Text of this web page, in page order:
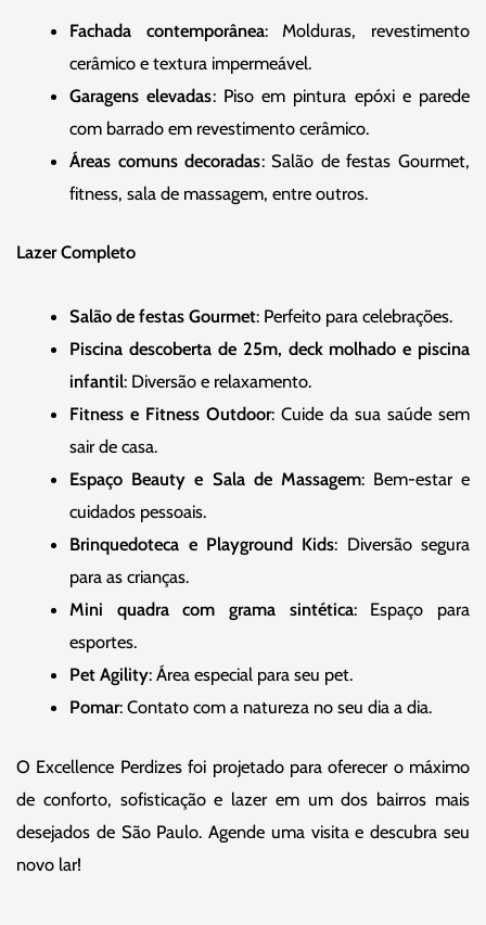
Fachada contemporânea: Molduras, revestimento
cerâmico e textura impermeável.
Garagens elevadas: Piso em pintura epóxi e parede
com barrado em revestimento cerâmico.
Áreas comuns decoradas: Salão de festas Gourmet,
fitness, sala de massagem, entre outros.
Lazer Completo
Salão de festas Gourmet: Perfeito para celebrações.
Piscina descoberta de 25m, deck molhado e piscina
infantil: Diversão e relaxamento.
Fitness e Fitness Outdoor: Cuide da sua saúde sem
sair de casa.
Espaço Beauty e Sala de Massagem: Bem-estar e
cuidados pessoais.
Brinquedoteca e Playground Kids: Diversão segura
para as crianças.
Mini quadra com grama sintética: Espaço para
esportes.
Pet Agility: Área especial para seu pet.
Pomar: Contato com a natureza no seu dia a dia.
O Excellence Perdizes foi projetado para oferecer o máximo
de conforto, sofisticação e lazer em um dos bairros mais
desejados de São Paulo. Agende uma visita e descubra seu
novo lar!